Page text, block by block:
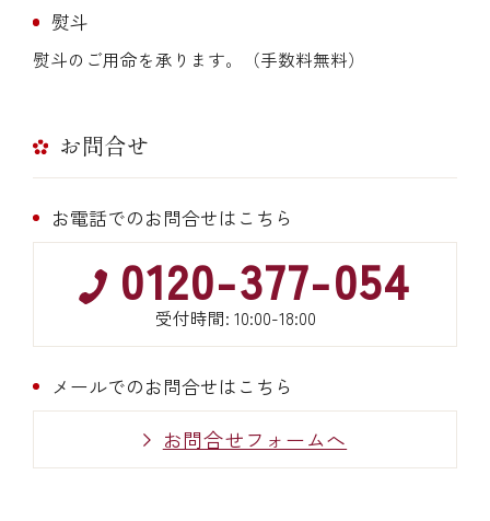
熨斗
熨斗のご用命を承ります。（手数料無料）
お問合せ
お電話でのお問合せはこちら
0120-377-054
受付時間: 10:00-18:00
メールでのお問合せはこちら
お問合せフォームへ